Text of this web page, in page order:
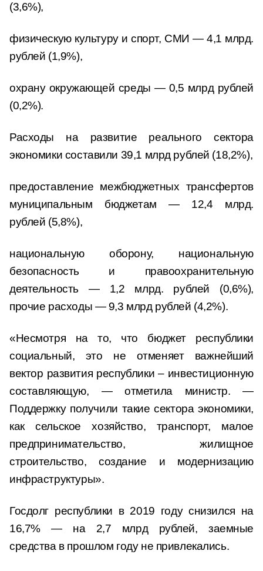
(3,6%),
физическую культуру и спорт, СМИ — 4,1 млрд.
рублей (1,9%),
охрану окружающей среды — 0,5 млрд рублей
(0,2%).
Расходы на развитие реального сектора
экономики составили 39,1 млрд рублей (18,2%),
предоставление межбюджетных трансфертов
муниципальным бюджетам — 12,4 млрд.
рублей (5,8%),
национальную оборону, национальную
безопасность и правоохранительную
деятельность — 1,2 млрд. рублей (0,6%),
прочие расходы — 9,3 млрд рублей (4,2%).
«Несмотря на то, что бюджет республики
социальный, это не отменяет важнейший
вектор развития республики – инвестиционную
составляющую, — отметила министр. —
Поддержку получили такие сектора экономики,
как сельское хозяйство, транспорт, малое
предпринимательство, жилищное
строительство, создание и модернизацию
инфраструктуры».
Госдолг республики в 2019 году снизился на
16,7% — на 2,7 млрд рублей, заемные
средства в прошлом году не привлекались.